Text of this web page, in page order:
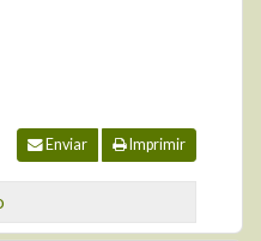
Enviar Imprimir